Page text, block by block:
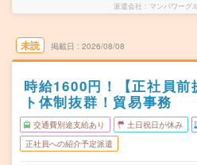
派遣会社 マンパワーグ
未読 掲載日 2026/08/08
時給1600円！【正社員
ト体制抜群！貿易事務
交通費別途支給あり 土日祝日が休み
正社員への紹介予定派遣